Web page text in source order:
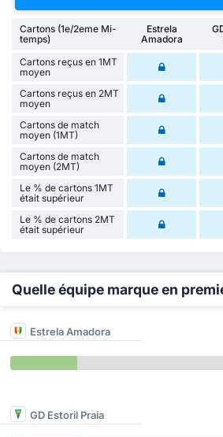
Cartons (1e/2eme Mi-
temps)
Estrela
Amadora
Cartons reçus en 1MT
moyen
Cartons reçus en 2MT
moyen
Cartons de match
moyen (1MT)
Cartons de match
moyen (2MT)
Le % de cartons 1MT
était supérieur
Le % de cartons 2MT
était supérieur
Quelle équipe marque en
Estrela Amadora
GD Estoril Praia